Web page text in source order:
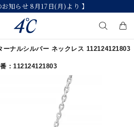
お知らせ 8月17日(月)より 】
キーワードで検索する
#くまのプーさん
ーナルシルバー ネックレス 112124121803
：112124121803